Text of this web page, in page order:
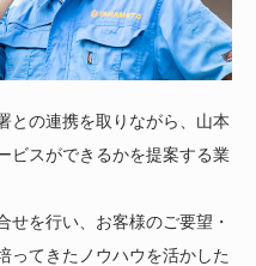
との連携を取りながら、山本
ビスができるかを提案する業
せを行い、お客様のご要望・
ってきたノウハウを活かした